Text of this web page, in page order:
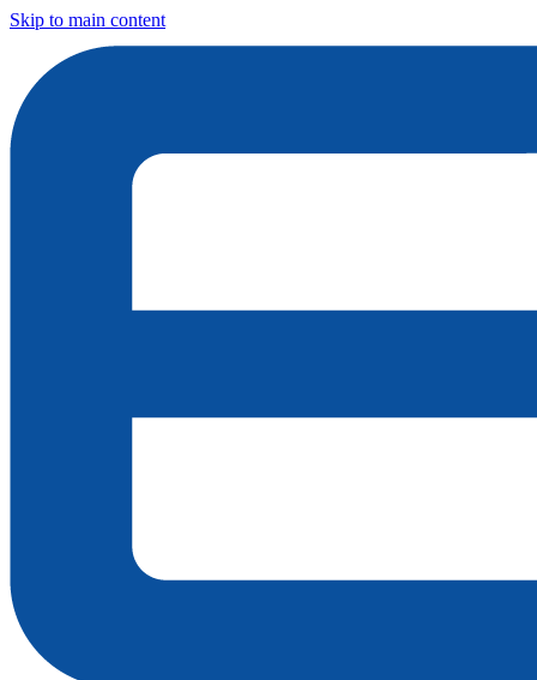
Skip to main content